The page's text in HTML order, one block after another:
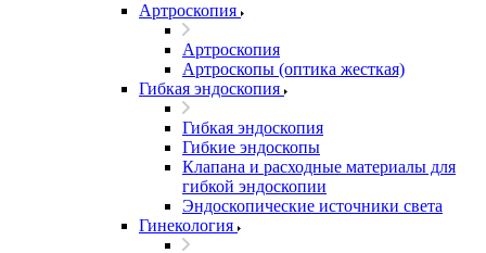
Артроскопия
Артроскопия
Артроскопы (оптика жесткая)
Гибкая эндоскопия
Гибкая эндоскопия
Гибкие эндоскопы
Клапана и расходные материалы для
гибкой эндоскопии
Эндоскопические источники света
Гинекология